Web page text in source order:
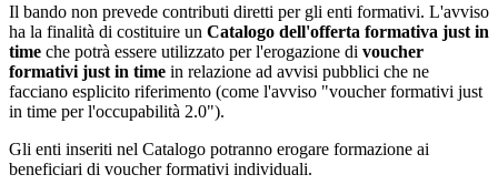
Il bando non prevede contributi diretti per gli enti formativi. L'avviso
ha la finalità di costituire un Catalogo dell'offerta formativa just in
time che potrà essere utilizzato per l'erogazione di voucher
formativi just in time in relazione ad avvisi pubblici che ne
facciano esplicito riferimento (come l'avviso "voucher formativi just
in time per l'occupabilità 2.0").
Gli enti inseriti nel Catalogo potranno erogare formazione ai
beneficiari di voucher formativi individuali.